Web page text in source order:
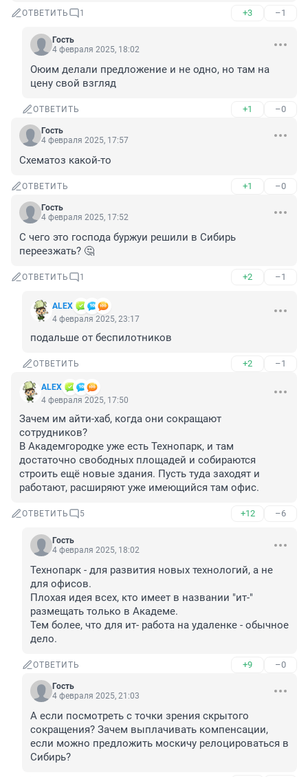
ОТВЕТИТЬ 1 +3 –1
Гость
4 февраля 2025, 18:02
Оюим делали предложение и не одно, но там на
цену свой взгляд
ОТВЕТИТЬ +1 –0
Гость
4 февраля 2025, 17:57
Схематоз какой-то
ОТВЕТИТЬ +1 –0
Гость
4 февраля 2025, 17:52
С чего это господа буржуи решили в Сибирь
переезжать? 🤔
ОТВЕТИТЬ 1 +2 –1
ALЕX
4 февраля 2025, 23:17
подальше от беспилотников
ОТВЕТИТЬ +2 –1
ALЕX
4 февраля 2025, 17:50
Зачем им айти-хаб, когда они сокращают
сотрудников?
В Академгородке уже есть Технопарк, и там
достаточно свободных площадей и собираются
строить ещё новые здания. Пусть туда заходят и
работают, расширяют уже имеющийся там офис.
ОТВЕТИТЬ 5 +12 –6
Гость
4 февраля 2025, 18:02
Технопарк - для развития новых технологий, а не
для офисов.
Плохая идея всех, кто имеет в названии "ит-"
размещать только в Академе.
Тем более, что для ит- работа на удаленке - обычное
дело.
ОТВЕТИТЬ +9 –0
Гость
4 февраля 2025, 21:03
А если посмотреть с точки зрения скрытого
сокращения? Зачем выплачивать компенсации,
если можно предложить москичу релоцироваться в
Сибирь?